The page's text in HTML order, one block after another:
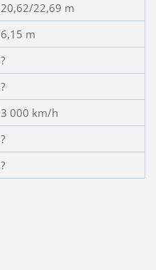
20,62/22,69 m
6,15 m
?
?
3 000 km/h
?
?